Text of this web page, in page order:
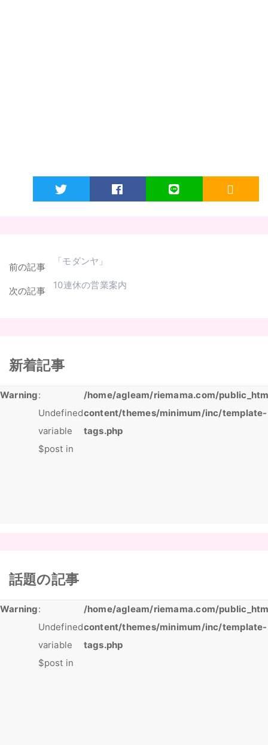
Facebook
前の記事
「モダンヤ」
次の記事
10連休の営業案内
新着記事
Warning:
Undefined
variable
$post in
/home/agleam/riemama.com/
content/themes/minimum/inc/template-
tags.php
話題の記事
Warning:
Undefined
variable
$post in
/home/agleam/riemama.com/
content/themes/minimum/inc/template-
tags.php